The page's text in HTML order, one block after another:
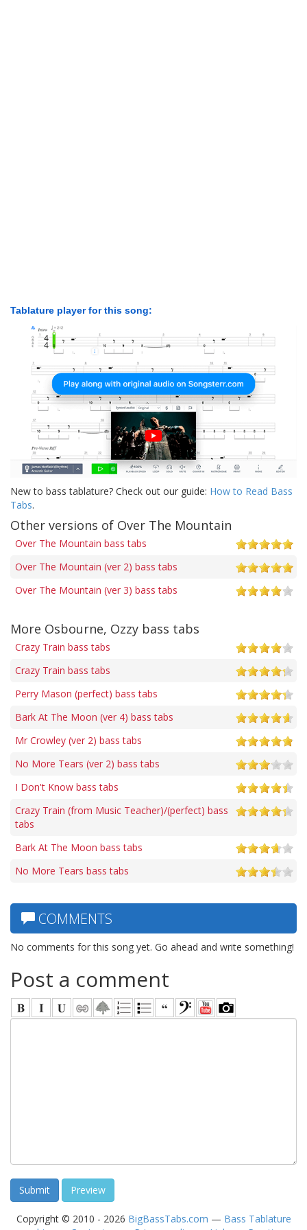
Tablature player for this song:
New to bass tablature? Check out our guide: How to Read Bass
Tabs.
Other versions of Over The Mountain
Over The Mountain bass tabs
Over The Mountain (ver 2) bass tabs
Over The Mountain (ver 3) bass tabs
More Osbourne, Ozzy bass tabs
Crazy Train bass tabs
Crazy Train bass tabs
Perry Mason (perfect) bass tabs
Bark At The Moon (ver 4) bass tabs
Mr Crowley (ver 2) bass tabs
No More Tears (ver 2) bass tabs
I Don't Know bass tabs
Crazy Train (from Music Teacher)/(perfect) bass
tabs
Bark At The Moon bass tabs
No More Tears bass tabs
COMMENTS
No comments for this song yet. Go ahead and write something!
Post a comment
Copyright © 2010 - 2026 BigBassTabs.com — Bass Tablature